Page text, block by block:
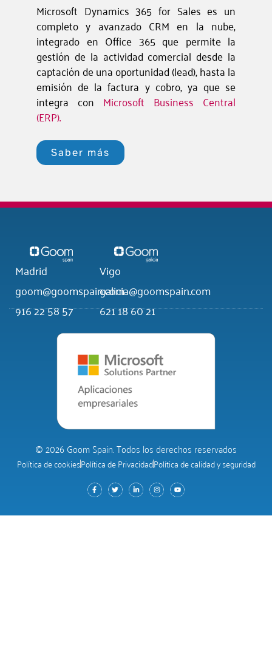
Microsoft Dynamics 365 for Sales es un
completo y avanzado CRM en la nube,
integrado en Office 365 que permite la
gestión de la actividad comercial desde la
captación de una oportunidad (lead), hasta la
emisión de la factura y cobro, ya que se
integra con Microsoft Business Central
(ERP).
Saber más
Madrid
goom@goomspain.com
916 22 58 57
Vigo
galicia@goomspain.com
621 18 60 21
© 2026 Goom Spain. Todos los derechos reservados
Política de cookiesPolítica de PrivacidadPolítica de calidad y seguridad